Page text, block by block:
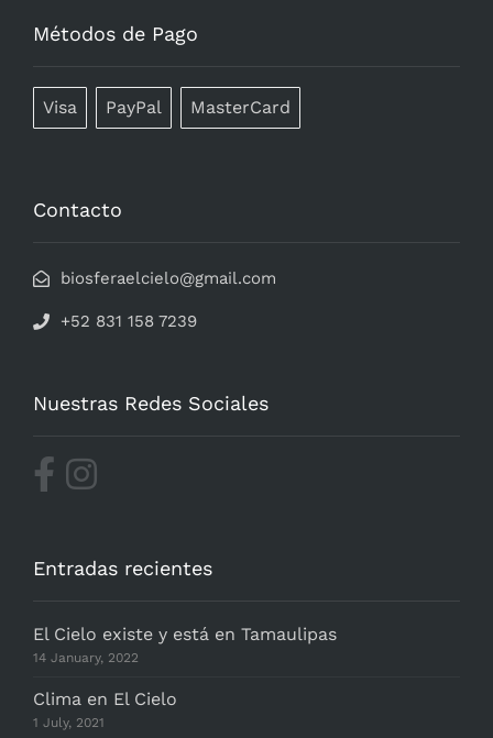
Métodos de Pago
Visa PayPal MasterCard
Contacto
biosferaelcielo@gmail.com
+52 831 158 7239
Nuestras Redes Sociales
Entradas recientes
El Cielo existe y está en Tamaulipas
14 January, 2022
Clima en El Cielo
1 July, 2021